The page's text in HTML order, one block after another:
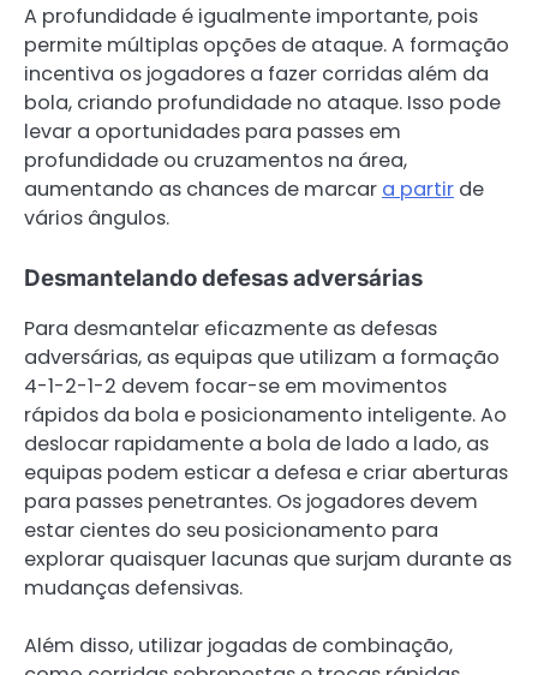
A profundidade é igualmente importante, pois
permite múltiplas opções de ataque. A formação
incentiva os jogadores a fazer corridas além da
bola, criando profundidade no ataque. Isso pode
levar a oportunidades para passes em
profundidade ou cruzamentos na área,
aumentando as chances de marcar a partir de
vários ângulos.
Desmantelando defesas adversárias
Para desmantelar eficazmente as defesas
adversárias, as equipas que utilizam a formação
4-1-2-1-2 devem focar-se em movimentos
rápidos da bola e posicionamento inteligente. Ao
deslocar rapidamente a bola de lado a lado, as
equipas podem esticar a defesa e criar aberturas
para passes penetrantes. Os jogadores devem
estar cientes do seu posicionamento para
explorar quaisquer lacunas que surjam durante as
mudanças defensivas.
Além disso, utilizar jogadas de combinação,